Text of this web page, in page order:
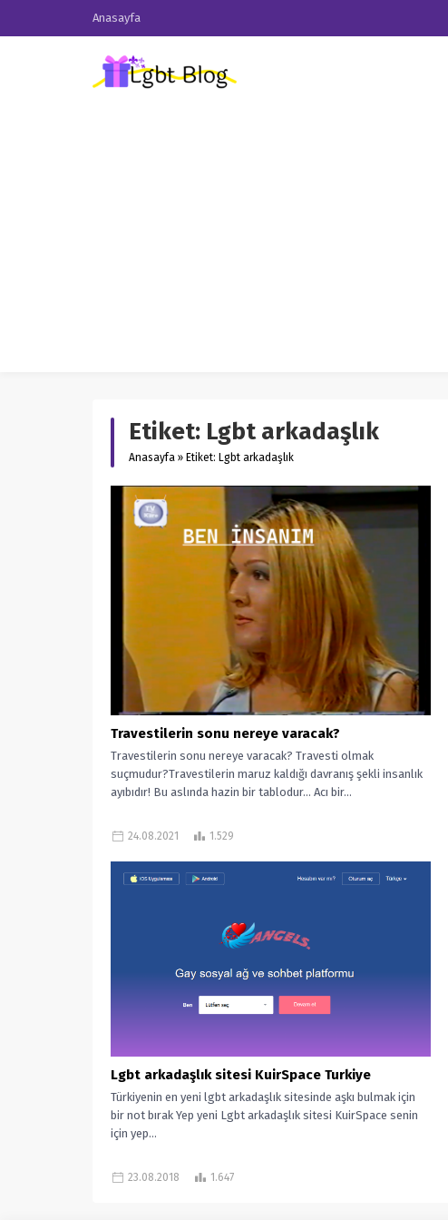
Anasayfa
Etiket: Lgbt arkadaşlık
Anasayfa » Etiket: Lgbt arkadaşlık
Travestilerin sonu nereye varacak?
Travestilerin sonu nereye varacak? Travesti olmak
suçmudur?Travestilerin maruz kaldığı davranış şekli insanlık
ayıbıdır! Bu aslında hazin bir tablodur… Acı bir...
24.08.2021 1.529
Lgbt arkadaşlık sitesi KuirSpace Turkiye
Türkiyenin en yeni lgbt arkadaşlık sitesinde aşkı bulmak için
bir not bırak Yep yeni Lgbt arkadaşlık sitesi KuirSpace senin
için yep...
23.08.2018 1.647